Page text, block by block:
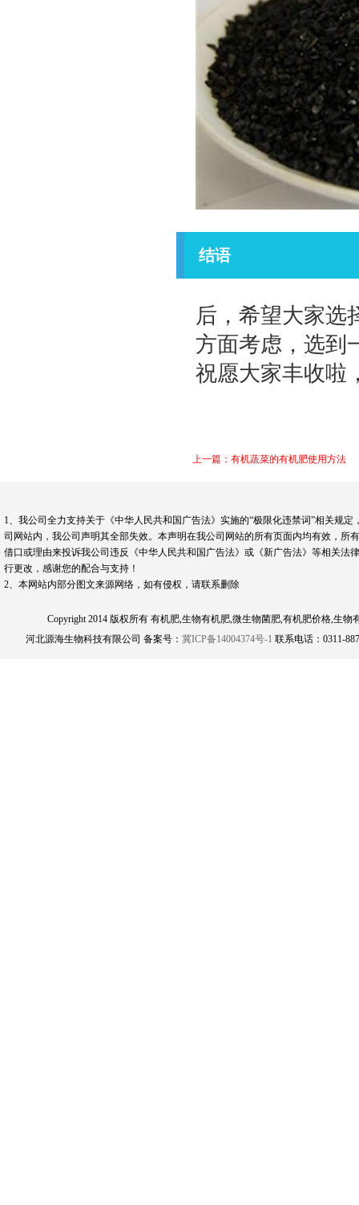
结语
后，希望大家选
方面考虑，选到
祝愿大家丰收啦
上一篇：有机蔬菜的有机肥使用方法
1、我公司全力支持关于《中华人民共和国广告法》实施的“极限化违禁词”相关规
司网站内，我公司声明其全部失效。本声明在我公司网站的所有页面内均有效，
借口或理由来投诉我公司违反《中华人民共和国广告法》或《新广告法》等相关
行更改，感谢您的配合与支持！
2、本网站内部分图文来源网络，如有侵权，请联系删除
Copyright 2014 版权所有 有机肥,生物有机肥,微生物菌肥,有机肥价格,生
河北源海生物科技有限公司 备案号： 冀ICP备14004374号-1 联系电话：0311-